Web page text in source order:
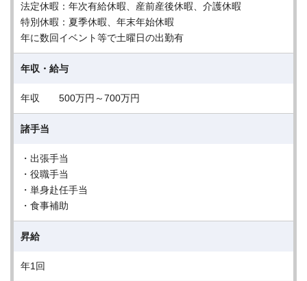
法定休暇：年次有給休暇、産前産後休暇、介護休暇
特別休暇：夏季休暇、年末年始休暇
年に数回イベント等で⼟曜⽇の出勤有
年収・給与
年収 500万円～700万円
諸手当
・出張手当
・役職手当
・単身赴任手当
・食事補助
昇給
年1回